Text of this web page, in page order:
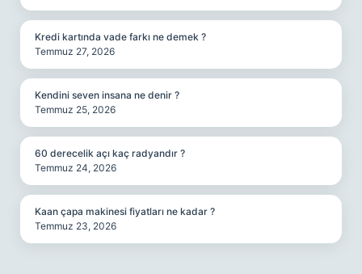
Kredi kartında vade farkı ne demek ?
Temmuz 27, 2026
Kendini seven insana ne denir ?
Temmuz 25, 2026
60 derecelik açı kaç radyandır ?
Temmuz 24, 2026
Kaan çapa makinesi fiyatları ne kadar ?
Temmuz 23, 2026